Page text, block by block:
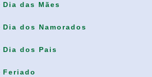
Dia das Mães
Dia dos Namorados
Dia dos Pais
Feriado